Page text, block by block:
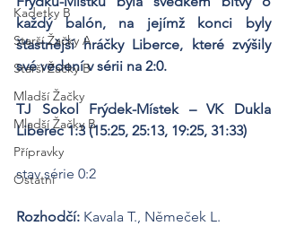
Kadetky B
Starší Žačky A
Starší Žačky B
Mladší Žačky
Mladší Žačky B
Přípravky
Ostatní
každý balón, na jejímž konci byly
šťastnější hráčky Liberce, které zvýšily
své vedení v sérii na 2:0.
TJ Sokol Frýdek-Místek – VK Dukla
Liberec 1:3 (15:25, 25:13, 19:25, 31:33)
stav série 0:2
Rozhodčí: Kavala T., Němeček L.